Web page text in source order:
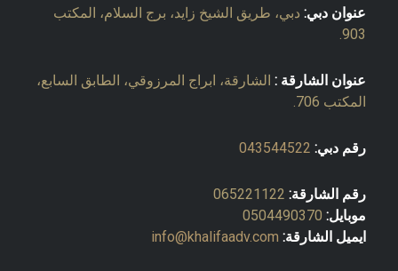
عنوان دبي: دبي، طريق الشيخ زايد، برج السلام، المكتب
903.
عنوان الشارقة : الشارقة، ابراج المرزوقي، الطابق السابع،
المكتب 706.
رقم دبي: 043544522
رقم الشارقة: 065221122
موبايل: 0504490370
ايميل الشارقة: info@khalifaadv.com